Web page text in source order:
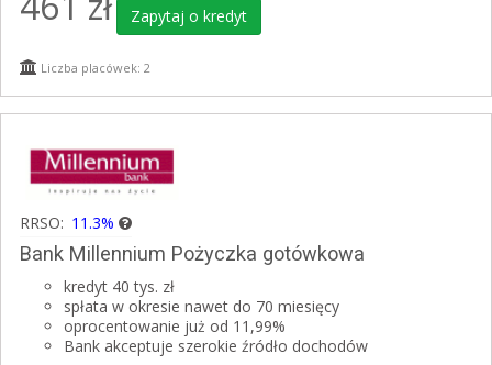
Zapytaj o kredyt
Liczba placówek: 2
RRSO: 11.3%
Bank Millennium Pożyczka gotówkowa
kredyt 40 tys. zł
spłata w okresie nawet do 70 miesięcy
oprocentowanie już od 11,99%
Bank akceptuje szerokie źródło dochodów